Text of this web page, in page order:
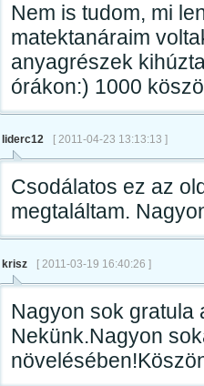
Nem is tudom, mi
matektanáraim
anyagrészek
órákon:) 1000
liderc12 [ 2011-04-23 13:13:13 ]
Csodálatos ez az
megtaláltam.
krisz [ 2011-03-19 16:40:26 ]
Nagyon sok gratula
Nekünk.Nagyon